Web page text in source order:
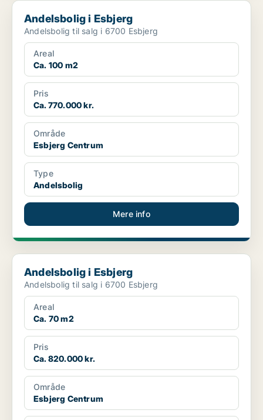
Andelsbolig i Esbjerg
Andelsbolig i Esbjerg
Andelsbolig til salg i 6700 Esbjerg
Areal
Ca. 100 m2
Pris
Ca. 770.000 kr.
Område
Esbjerg Centrum
Type
Andelsbolig
Mere info
Andelsbolig i Esbjerg
Andelsbolig i Esbjerg
Andelsbolig til salg i 6700 Esbjerg
Areal
Ca. 70 m2
Pris
Ca. 820.000 kr.
Område
Esbjerg Centrum